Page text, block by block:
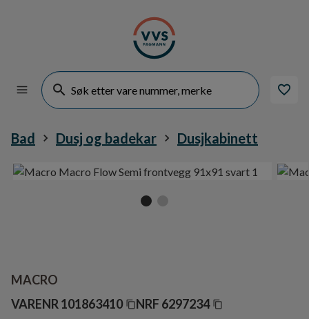
Bad Dusj og badekar Dusjkabinett
MACRO
VARENR 101863410 NRF 6297234